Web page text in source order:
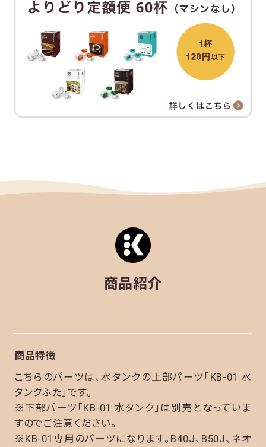
商品紹介
商品特徴
こちらのパーツは、水タンクの上部パーツ「KB-01 水
タンクふた」です。
※下部パーツ「KB-01 水タンク」は別売となっていま
すのでご注意ください。
※KB-01専用のパーツになります。B40J、B50J、ネオ